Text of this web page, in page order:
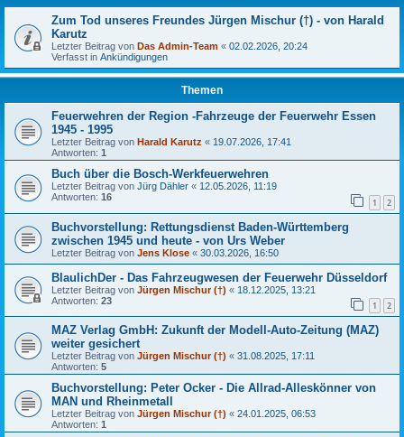
Zum Tod unseres Freundes Jürgen Mischur (†) - von Harald
Karutz
Letzter Beitrag von Das Admin-Team « 02.02.2026, 20:24
Verfasst in Ankündigungen
Themen
Feuerwehren der Region -Fahrzeuge der Feuerwehr Essen
1945 - 1995
Letzter Beitrag von Harald Karutz « 19.07.2026, 17:41
Antworten: 1
Buch über die Bosch-Werkfeuerwehren
Letzter Beitrag von Jürg Dähler « 12.05.2026, 11:19
Antworten: 16 1 2
Buchvorstellung: Rettungsdienst Baden-Württemberg
zwischen 1945 und heute - von Urs Weber
Letzter Beitrag von Jens Klose « 30.03.2026, 16:50
BlaulichDer - Das Fahrzeugwesen der Feuerwehr Düsseldorf
Letzter Beitrag von Jürgen Mischur (†) « 18.12.2025, 13:21
Antworten: 23 1 2
MAZ Verlag GmbH: Zukunft der Modell-Auto-Zeitung (MAZ)
weiter gesichert
Letzter Beitrag von Jürgen Mischur (†) « 31.08.2025, 17:11
Antworten: 5
Buchvorstellung: Peter Ocker - Die Allrad-Alleskönner von
MAN und Rheinmetall
Letzter Beitrag von Jürgen Mischur (†) « 24.01.2025, 06:53
Antworten: 1